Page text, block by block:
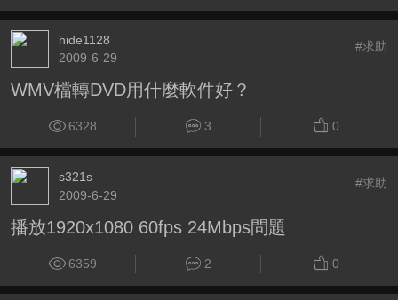
hide1128
2009-6-29
#求助
WMV檔轉DVD用什麼軟件好？
6328 3 0
s321s
2009-6-29
#求助
播放1920x1080 60fps 24Mbps問題
6359 2 0